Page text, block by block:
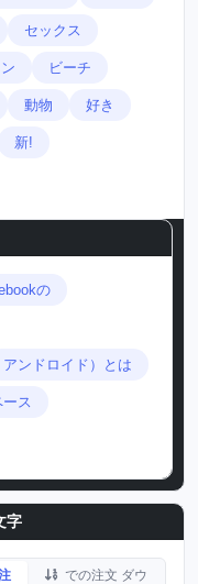
セックス
ビーチ
動物 好き
新!
の
アンドロイド）とは
ース
字
での注文 ダウ